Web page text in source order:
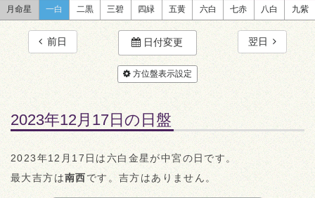
月命星 一白 二黒 三碧 四緑 五黄 六白 七赤 八白 九紫
前日 日付変更 翌日
方位盤表示設定
2023年12月17日の日盤
2023年12月17日は六白金星が中宮の日です。
最大吉方は南西です。吉方はありません。